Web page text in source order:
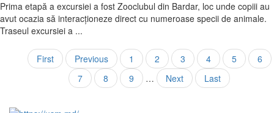
Prima etapă a excursiei a fost Zooclubul din Bardar, loc unde copiii au
avut ocazia să interacționeze direct cu numeroase specii de animale.
Traseul excursiei a ...
PaginarePrima
pagină
First
Pagina
anterioară
Previous Page
1 Page
2 Page
3
Pagina
curentă
4 Page
5
6
Page
7 Page
8 Page
9 …
Pagina
următoare
Next
Ultima
pagină
Last